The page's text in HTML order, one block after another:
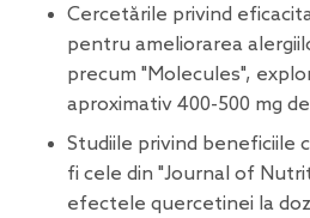
Cercetările privind
pentru ameliorarea
precum "Molecules",
aproximativ 400-500 mg
Studiile privind beneficiile
fi cele din "Journal of
efectele quercetinei la